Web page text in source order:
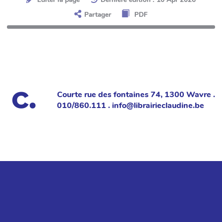
Partager
PDF
Courte rue des fontaines 74, 1300 Wavre .
010/860.111 . info@librairieclaudine.be